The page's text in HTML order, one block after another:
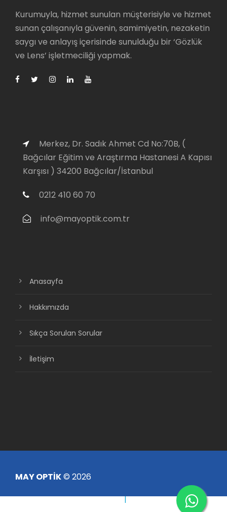
Kurumuyla, hizmet sunulan müşterisiyle ve hizmet
sunan çalışanıyla güvenin, samimiyetin, nezaketin
saygı ve anlayış içerisinde sunulduğu bir ‘Gözlük
ve Lens’ işletmeciliği yapmak.
Merkez, Dr. Sadık Ahmet Cd No:70B, (
Bağcılar Eğitim ve Araştırma Hastanesi A Kapısı
Karşısı ) 34200 Bağcılar/İstanbul
0212 410 60 70
info@mayoptik.com.tr
Anasayfa
Hakkımızda
Sıkça Sorulan Sorular
İletişim
MAY OPTİK© 2026
Çerez Politikası | KVKK Aydınlatma Metni